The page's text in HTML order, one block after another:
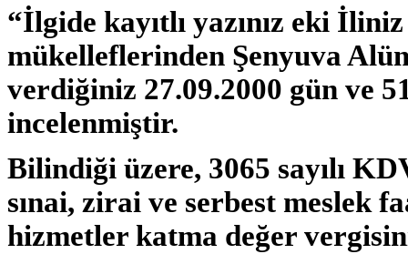
“İlgide kayıtlı yazınız eki
mükelleflerinden Şenyuva
verdiğiniz 27.09.2000 gün ve
incelenmiştir.
Bilindiği üzere, 3065 sayılı
sınai, zirai ve serbest meslek
hizmetler katma değer